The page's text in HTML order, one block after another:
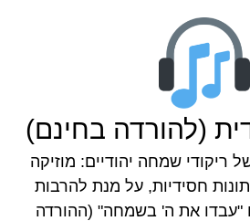
(להורדה בחינם)
ריקודי שמחה יהודיים: מוזיקה
חסידיות, על מנת להרבות
"עבדו את ה' בשמחה" (ההורדה